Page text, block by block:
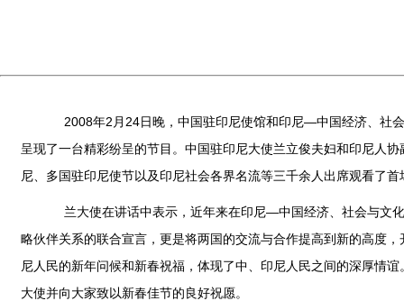
2008年2月24日晚，中国驻印尼使馆和印尼—中国经济、社会
呈现了一台精彩纷呈的节目。中国驻印尼大使兰立俊夫妇和印尼人
尼、多国驻印尼使节以及印尼社会各界名流等三千余人出席观看了
兰大使在讲话中表示，近年来在印尼—中国经济、社会与文化
略伙伴关系的联合宣言，更是将两国的交流与合作提高到新的高度
尼人民的新年问候和新春祝福，体现了中、印尼人民之间的深厚情
大使并向大家致以新春佳节的良好祝愿。